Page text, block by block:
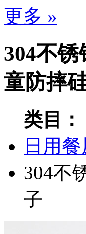
更多 »
304不
童防摔
类目：
日用
304不
子